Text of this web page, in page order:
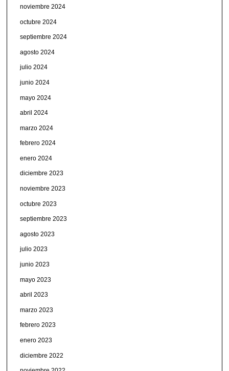
noviembre 2024
octubre 2024
septiembre 2024
agosto 2024
julio 2024
junio 2024
mayo 2024
abril 2024
marzo 2024
febrero 2024
enero 2024
diciembre 2023
noviembre 2023
octubre 2023
septiembre 2023
agosto 2023
julio 2023
junio 2023
mayo 2023
abril 2023
marzo 2023
febrero 2023
enero 2023
diciembre 2022